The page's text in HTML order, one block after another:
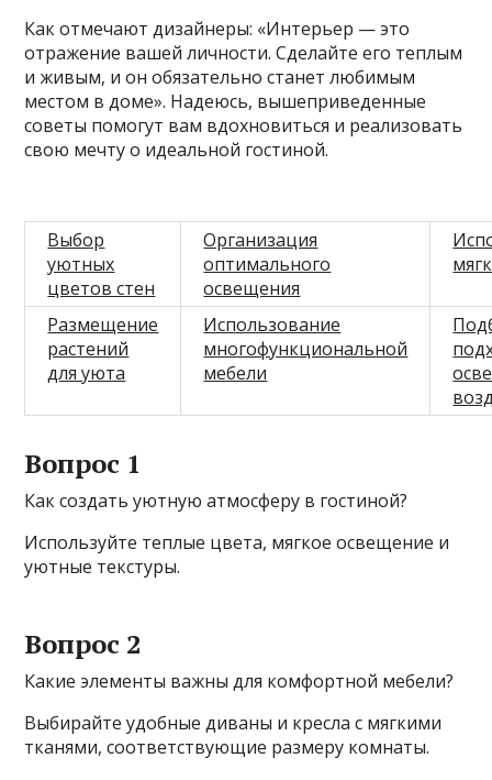
Как отмечают дизайнеры: «Интерьер — это
отражение вашей личности. Сделайте его теплым
и живым, и он обязательно станет любимым
местом в доме». Надеюсь, вышеприведенные
советы помогут вам вдохновиться и реализовать
свою мечту о идеальной гостиной.
Выбор
уютных
цветов стен
Организация
оптимального
освещения
Размещение
растений
для уюта
Использование
многофункциональной
мебели
Вопрос 1
Как создать уютную атмосферу в гостиной?
Используйте теплые цвета, мягкое освещение и
уютные текстуры.
Вопрос 2
Какие элементы важны для комфортной мебели?
Выбирайте удобные диваны и кресла с мягкими
тканями, соответствующие размеру комнаты.